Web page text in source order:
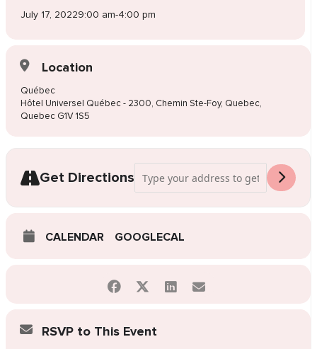
July 17, 20229:00 am-4:00 pm
Location
Québec
Hôtel Universel Québec - 2300, Chemin Ste-Foy, Quebec,
Quebec G1V 1S5
Get Directions
Address - Québec Pop Up Vente De
CALENDAR GOOGLECAL
RSVP to This Event